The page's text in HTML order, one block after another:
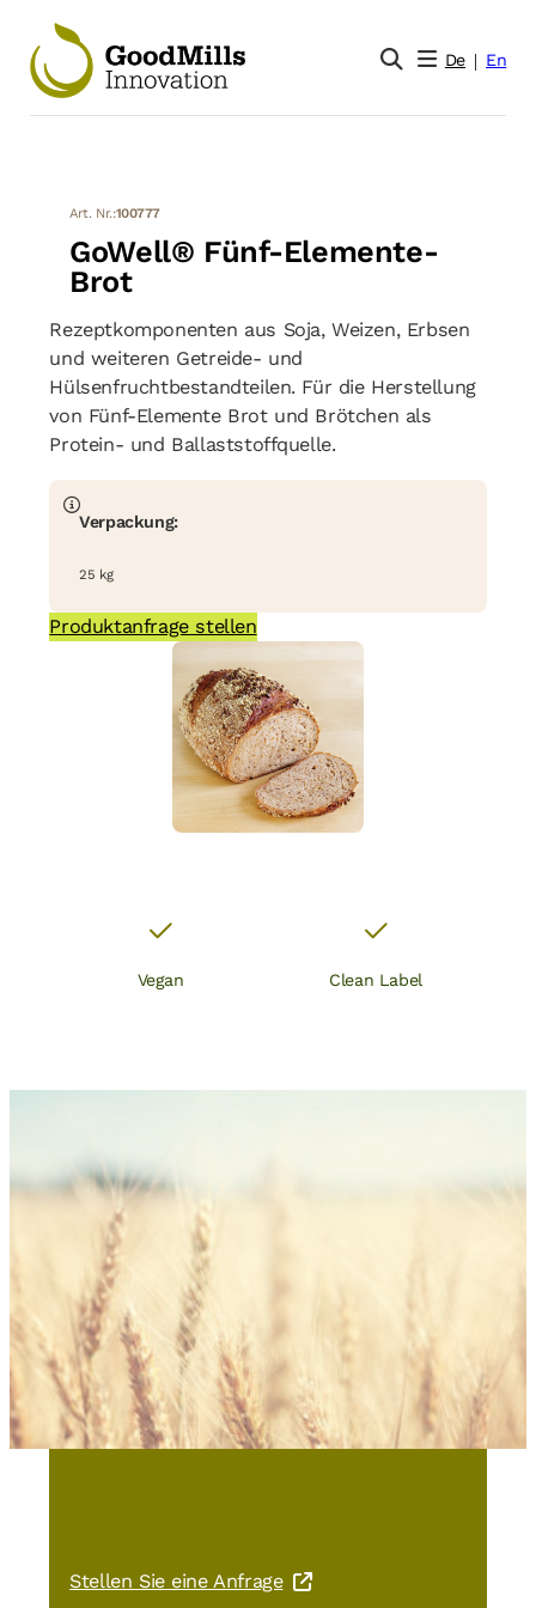
De En
Art. Nr.:100777
GoWell® Fünf-Elemente-
Brot
Rezeptkomponenten aus Soja, Weizen, Erbsen
und weiteren Getreide- und
Hülsenfruchtbestandteilen. Für die Herstellung
von Fünf-Elemente Brot und Brötchen als
Protein- und Ballaststoffquelle.
Verpackung:
25 kg
Produktanfrage stellen
Vegan Clean Label
Sie haben Interesse an GoWell®
Fünf-Elemente-Brot?
Stellen Sie eine Anfrage